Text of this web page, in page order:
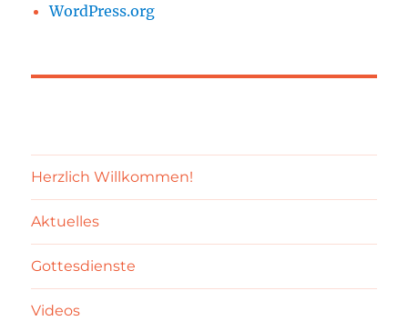
WordPress.org
Herzlich Willkommen!
Aktuelles
Gottesdienste
Videos